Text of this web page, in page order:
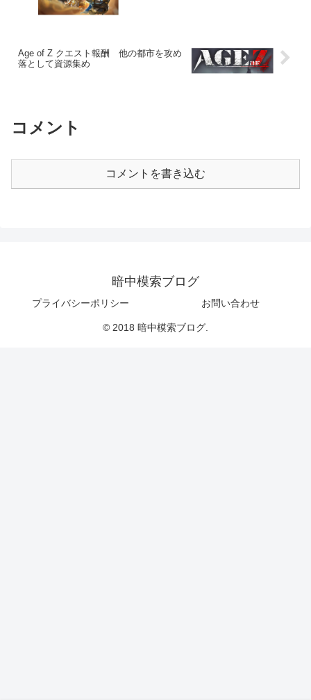
Age of Z クエスト報酬 他の都市を攻め
落として資源集め
コメント
コメントを書き込む
暗中模索ブログ
プライバシーポリシー お問い合わせ
© 2018 暗中模索ブログ.